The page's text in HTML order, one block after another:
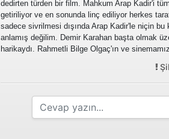
dedirten türden bir film. Mahkum Arap Kadir'i
getiriliyor ve en sonunda linç ediliyor herkes
sadece sivrilmesi dışında Arap Kadir'le niçin bu
anlamış değilim. Demir Karahan başta olmak
harikaydı. Rahmetli Bilge Olgaç'ın ve